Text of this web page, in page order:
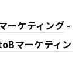
ーケティング-
マーケティン